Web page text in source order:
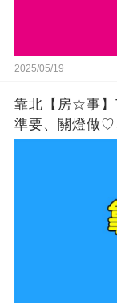
2025/05/19
靠北【房☆事】
準要、關燈做♡